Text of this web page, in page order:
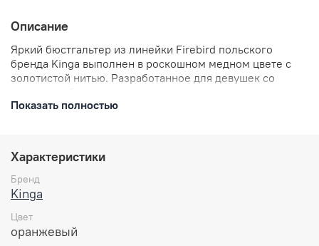
Описание
Яркий бюстгальтер из линейки Firebird польского
бренда Kinga выполнен в роскошном медном цвете с
золотистой нитью. Разработанное для девушек со
белье создаст неизменно впечатляющий эффект при
в сочетании со стабилизирующей сеткой телесных
тонов.
Особенности:
Чашка сшивная, с вертикальной вытачкой,
Показать полностью
Характеристики
Бренд
Kinga
Цвет
оранжевый